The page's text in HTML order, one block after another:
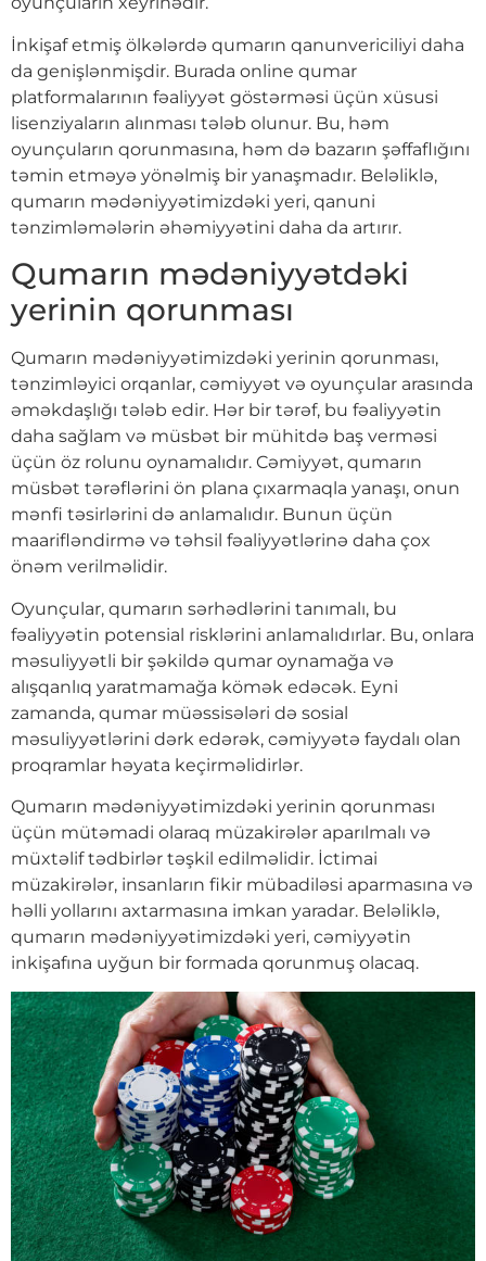
İnkişaf etmiş ölkələrdə qumarın qanunvericiliyi daha
da genişlənmişdir. Burada online qumar
platformalarının fəaliyyət göstərməsi üçün xüsusi
lisenziyaların alınması tələb olunur. Bu, həm
oyunçuların qorunmasına, həm də bazarın şəffaflığını
təmin etməyə yönəlmiş bir yanaşmadır. Beləliklə,
qumarın mədəniyyətimizdəki yeri, qanuni
tənzimləmələrin əhəmiyyətini daha da artırır.
Qumarın mədəniyyətdəki
yerinin qorunması
Qumarın mədəniyyətimizdəki yerinin qorunması,
tənzimləyici orqanlar, cəmiyyət və oyunçular arasında
əməkdaşlığı tələb edir. Hər bir tərəf, bu fəaliyyətin
daha sağlam və müsbət bir mühitdə baş verməsi
üçün öz rolunu oynamalıdır. Cəmiyyət, qumarın
müsbət tərəflərini ön plana çıxarmaqla yanaşı, onun
mənfi təsirlərini də anlamalıdır. Bunun üçün
maarifləndirmə və təhsil fəaliyyətlərinə daha çox
önəm verilməlidir.
Oyunçular, qumarın sərhədlərini tanımalı, bu
fəaliyyətin potensial risklərini anlamalıdırlar. Bu, onlara
məsuliyyətli bir şəkildə qumar oynamağa və
alışqanlıq yaratmamağa kömək edəcək. Eyni
zamanda, qumar müəssisələri də sosial
məsuliyyətlərini dərk edərək, cəmiyyətə faydalı olan
proqramlar həyata keçirməlidirlər.
Qumarın mədəniyyətimizdəki yerinin qorunması
üçün mütəmadi olaraq müzakirələr aparılmalı və
müxtəlif tədbirlər təşkil edilməlidir. İctimai
müzakirələr, insanların fikir mübadiləsi aparmasına və
həlli yollarını axtarmasına imkan yaradar. Beləliklə,
qumarın mədəniyyətimizdəki yeri, cəmiyyətin
inkişafına uyğun bir formada qorunmuş olacaq.